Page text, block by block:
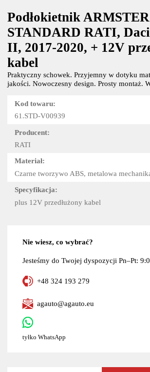
Podłokietnik ARMSTER
STANDARD RATI,
II, 2017-2020, + 12V
kabel
Praktyczny schowek. Przyjemny w dotyku
jakości. Nowoczesny design. Prosty montaż.
Kod towaru:
61.STD-V00939
Producent:
RATI
Materiał:
Czarne tworzywo ABS, metalowa
Specyfikacja:
plus 12V przedłużony kabel
Nie wiesz, co wybrać?
Jesteśmy do Twojej dyspozycji Pn–Pt:
+48 324 193 279
agauto@agauto.eu
tyłko WhatsApp